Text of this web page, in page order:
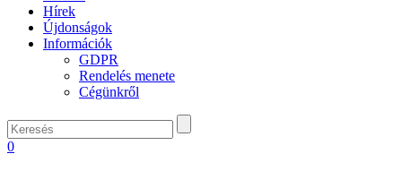
Hírek
Újdonságok
Információk
GDPR
Rendelés menete
Cégünkről
0